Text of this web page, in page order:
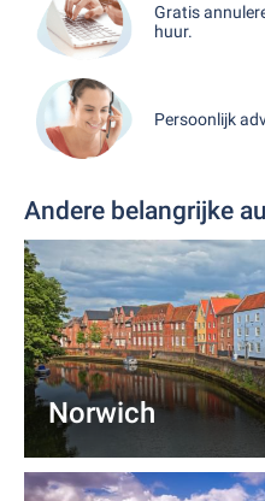
Gratis
huur.
Persoonlijk
Andere belangrijke
Norwich